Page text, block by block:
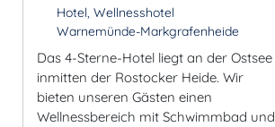
Hotel, Wellnesshotel
Warnemünde-Markgrafenheide
Das 4-Sterne-Hotel liegt an der Ostsee
inmitten der Rostocker Heide. Wir
bieten unseren Gästen einen
Wellnessbereich mit Schwimmbad und